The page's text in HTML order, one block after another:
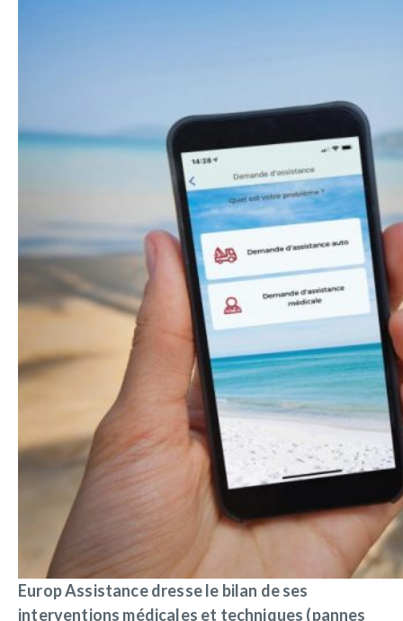
Europ Assistance dresse le bilan de ses
interventions médicales et techniques (pannes